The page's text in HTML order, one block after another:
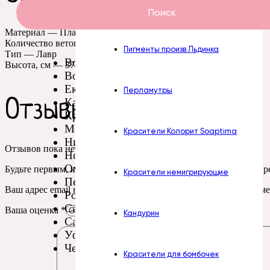
Пасты Турция
Пигменты произв Льдинка
Перламутры
Красители Колорит Soaptima
Красители немигрирующие
Кандурин
Красители для бомбочек
Поиск
Волгоград
Воронеж
Екатеринбург
Казань
Красноярск
Москва
Нижний Новгород
Новосибирск
Омск
Пермь
Ростов-на-Дону
Самара
Санкт-Петербург
Уфа
Челябинск
Материал — Пластик
Количество веток — 7
Тип — Лавр
Высота, см — 37
Отзывы
Отзывов пока нет.
Будьте первым, кто оставил отзыв на “Зелень. ЧЕКИР Лавр
Ваш адрес email не будет опубликован.
Обязательные поля
Ваша оценка *